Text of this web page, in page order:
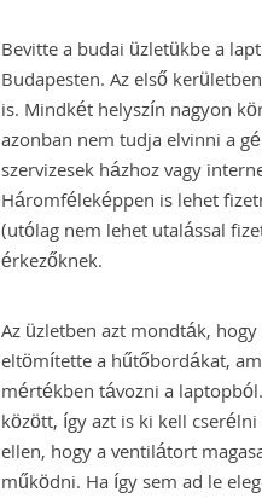
Bevitte a budai üzletükbe a
Budapesten. Az első
is. Mindkét helyszín nagyon
azonban nem tudja elvinni a
szervizesek házhoz vagy
Háromféleképpen is lehet
(utólag nem lehet utalással
érkezőknek.
Az üzletben azt mondták,
eltömítette a hűtőbordákat,
mértékben távozni a
között, így azt is ki kell
ellen, hogy a ventilátort
működni. Ha így sem ad le